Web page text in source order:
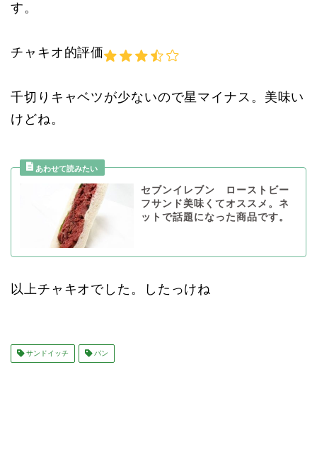
す。
チャキオ的評価
千切りキャベツが少ないので星マイナス。美味い
けどね。
セブンイレブン ローストビー
フサンド美味くてオススメ。ネ
ットで話題になった商品です。
以上チャキオでした。したっけね
サンドイッチ パン